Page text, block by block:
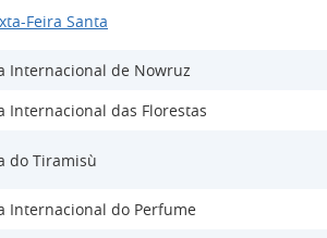
Feira Santa
Internacional de Nowruz
Internacional das Florestas
do Tiramisù
Internacional do Perfume